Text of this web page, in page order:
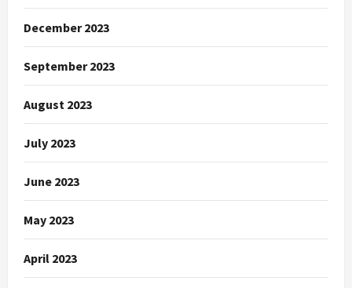
December 2023
September 2023
August 2023
July 2023
June 2023
May 2023
April 2023